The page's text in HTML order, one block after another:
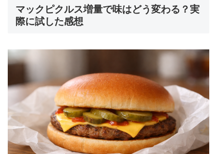
マックピクルス増量で味はどう変わる？実
際に試した感想